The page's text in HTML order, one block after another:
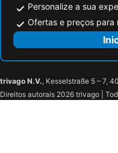
Personalize a sua
Ofertas e preços para
trivago N.V., Kesselstraße 5 – 7,
Direitos autorais 2026 trivago |